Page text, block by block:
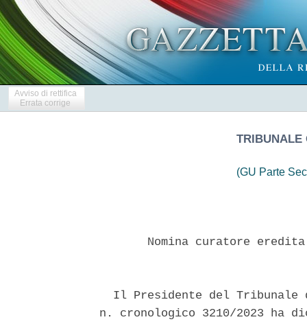
Avviso di rettifica
Errata corrige
TRIBUNALE
(GU Parte
Nomina curatore
Il Presidente del Tribunale
n. cronologico 3210/2023 ha